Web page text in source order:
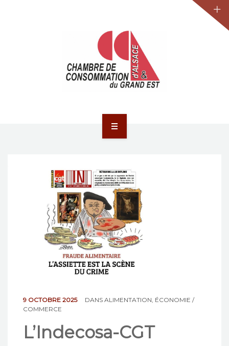
JURIDIQUE
LA CCA-GE
NOS ACTIONS
9 OCTOBRE 2025 DANS ALIMENTATION, ÉCONOMIE /
COMMERCE
L’Indecosa-CGT